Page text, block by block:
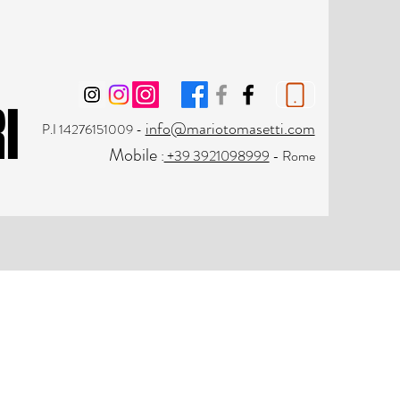
P.I 14276151009- info@mariotomasetti.com
Mobile :+39 3921098999 - Rome